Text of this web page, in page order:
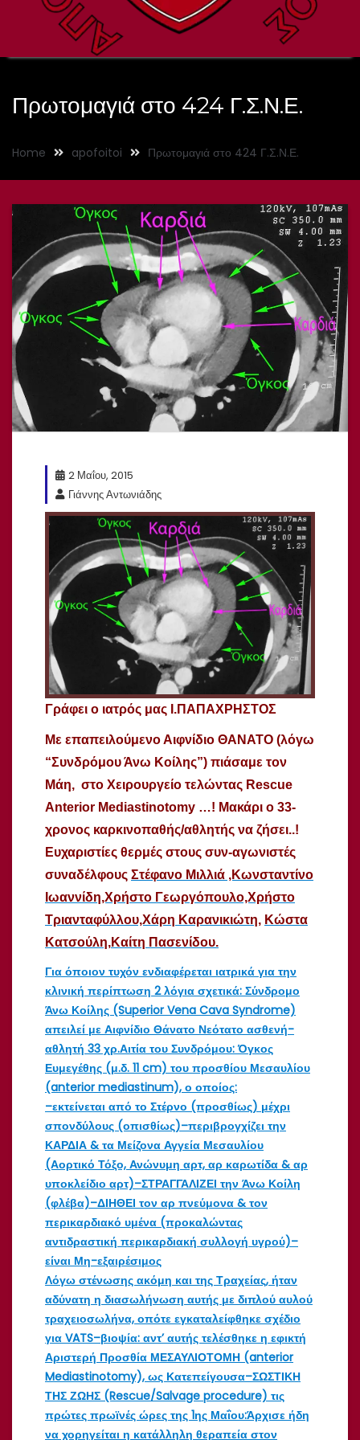
Πρωτομαγιά στο 424 Γ.Σ.Ν.Ε.
Home apofoitoi Πρωτομαγιά στο 424 Γ.Σ.Ν.Ε.
2 Μαΐου, 2015
Γιάννης Αντωνιάδης
Γράφει ο ιατρός μας Ι.ΠΑΠΑΧΡΗΣΤΟΣ
Με επαπειλούμενο Αιφνίδιο ΘΑΝΑΤΟ (λόγω
“Συνδρόμου Άνω Κοίλης”) πιάσαμε τον
Μάη, στο Χειρουργείο τελώντας Rescue
Anterior Mediastinotomy …! Μακάρι ο 33-
χρονος καρκινοπαθής/αθλητής να ζήσει..!
Ευχαριστίες θερμές στους συν-αγωνιστές
συναδέλφους Στέφανο Μιλλιά ,Κωνσταντίνο
Ιωαννίδη,Χρήστο Γεωργόπουλο,Χρήστο
Τριανταφύλλου,Χάρη Καρανικιώτη, Κώστα
Κατσούλη,Kαίτη Πασενίδου.
Για όποιον τυχόν ενδιαφέρεται ιατρικά για την
κλινική περίπτωση 2 λόγια σχετικά: Σύνδρομο
Άνω Κοίλης (Superior Vena Cava Syndrome)
απειλεί με Αιφνίδιο Θάνατο Νεότατο ασθενή-
αθλητή 33 χρ.Αιτία του Συνδρόμου: Όγκος
Ευμεγέθης (μ.δ. 11 cm) του προσθίου Μεσαυλίου
(anterior mediastinum), ο οποίος:
–εκτείνεται από το Στέρνο (προσθίως) μέχρι
σπονδύλους (οπισθίως)–περιβρογχίζει την
ΚΑΡΔΙΑ & τα Μείζονα Αγγεία Μεσαυλίου
(Αορτικό Τόξο, Ανώνυμη αρτ, αρ καρωτίδα & αρ
υποκλείδιο αρτ)–ΣΤΡΑΓΓΑΛΙΖΕΙ την Άνω Κοίλη
(φλέβα)–ΔΙΗΘΕΙ τον αρ πνεύμονα & τον
περικαρδιακό υμένα (προκαλώντας
αντιδραστική περικαρδιακή συλλογή υγρού)–
είναι Μη-εξαιρέσιμος
Λόγω στένωσης ακόμη και της Τραχείας, ήταν
αδύνατη η διασωλήνωση αυτής με διπλού αυλού
τραχειοσωλήνα, οπότε εγκαταλείφθηκε σχέδιο
για VATS–βιοψία: αντ’ αυτής τελέσθηκε η εφικτή
Αριστερή Προσθία ΜΕΣΑΥΛΙΟΤΟΜΗ (anterior
Mediastinotomy), ως Κατεπείγουσα–ΣΩΣΤΙΚΗ
ΤΗΣ ΖΩΗΣ (Rescue/Salvage procedure) τις
πρώτες πρωϊνές ώρες της 1ης Μαΐου:Άρχισε ήδη
να χορηγείται η κατάλληλη θεραπεία στον